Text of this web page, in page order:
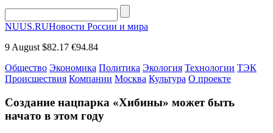
NUUS.RUНовости России и мира
9 August $82.17 €94.84
Общество Экономика Политика Экология Технологии ТЭК
Происшествия Компании Москва Культура О проекте
Создание нацпарка «Хибины» может быть
начато в этом году